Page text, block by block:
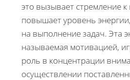
это вызывает стремление
повышает уровень
на выполнение задач. Эта
называемая мотивацией,
роль в концентрации
осуществлении